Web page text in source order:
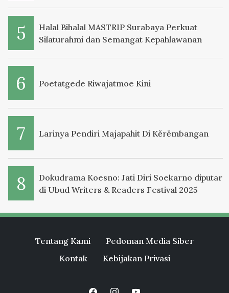
Halal Bihalal MASTRIP Surabaya Perkuat
Silaturahmi dan Semangat Kepahlawanan
Poetatgede Riwajatmoe Kini
Larinya Pendiri Majapahit Di Kěrěmbangan
Dokudrama Koesno: Jati Diri Soekarno diputar
di Ubud Writers & Readers Festival 2025
Tentang Kami
Pedoman Media Siber
Kontak
Kebijakan Privasi